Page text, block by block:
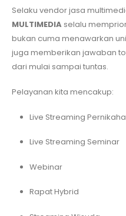
Selaku vendor jasa
MULTIMEDIA selalu
bukan cuma menawarkan
juga memberikan jawaban
dari mulai sampai tuntas.
Pelayanan kita mencakup:
Live Streaming
Live Streaming Seminar
Webinar
Rapat Hybrid